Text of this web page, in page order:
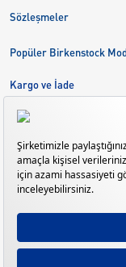
Birkenstock Group
Kariyer
Sipariş Takibi
Sözleşmeler
Kargo ve İade
Çerez Tercihlerini Yönetin
Popüler Birkenstock
Gizeh
Mayari
Madrid
Kargo ve İade
Bize Ulaşın